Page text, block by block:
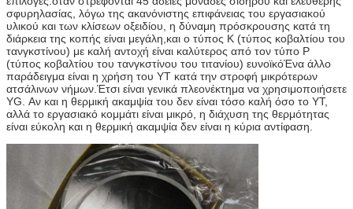
σφυρηλασίας, λόγω της ακανόνιστης επιφάνειας του εργασιακού
υλικού και των κλίσεων οξειδίου, η δύναμη πρόσκρουσης κατά τη
διάρκεια της κοπής είναι μεγάλη,και ο τύπος K (τύπος κοβαλτίου του
τανγκστίνου) με καλή αντοχή είναι καλύτερος από τον τύπο P
(τύπος κοβαλτίου του τανγκστίνου του τιτανίου) ευνοϊκόΈνα άλλο
παράδειγμα είναι η χρήση του YT κατά την στροφή μικρότερων
ατσάλινων νήμων.Έτσι είναι γενικά πλεονέκτημα να χρησιμοποιήσετε
YG. Αν και η θερμική ακαμψία του δεν είναι τόσο καλή όσο το YT,
αλλά το εργασιακό κομμάτι είναι μικρό, η διάχυση της θερμότητας
είναι εύκολη και η θερμική ακαμψία δεν είναι η κύρια αντίφαση.